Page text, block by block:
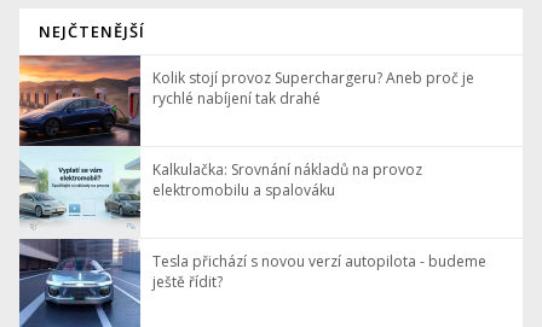
NEJČTENĚJŠÍ
Kolik stojí provoz Superchargeru? Aneb proč je
rychlé nabíjení tak drahé
Kalkulačka: Srovnání nákladů na provoz
elektromobilu a spalováku
Tesla přichází s novou verzí autopilota - budeme
ještě řídit?